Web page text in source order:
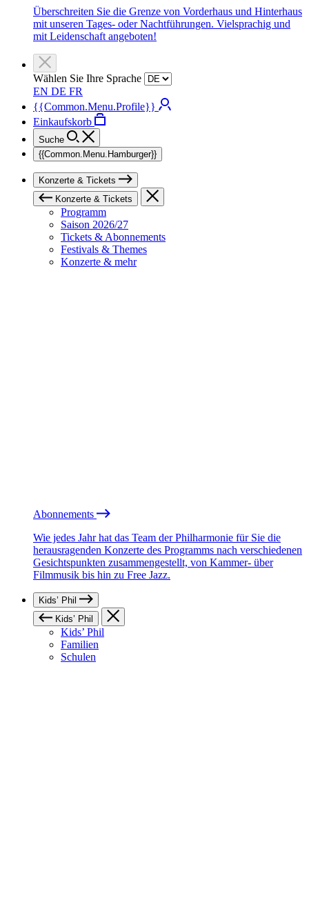
Überschreiten Sie die Grenze von Vorderhaus und Hinterhaus
mit unseren Tages- oder Nachtführungen. Vielsprachig und
mit Leidenschaft angeboten!
Wählen Sie Ihre Sprache
EN DE FR
{{Common.Menu.Profile}}
Einkaufskorb
Suche
{{Common.Menu.Hamburger}}
Konzerte & Tickets
Konzerte & Tickets
Programm
Saison 2026/27
Tickets & Abonnements
Festivals & Themes
Konzerte & mehr
Abonnements
Wie jedes Jahr hat das Team der Philharmonie für Sie die
herausragenden Konzerte des Programms nach verschiedenen
Gesichtspunkten zusammengestellt, von Kammer- über
Filmmusik bis hin zu Free Jazz.
Kids’ Phil
Kids’ Phil
Kids’ Phil
Familien
Schulen